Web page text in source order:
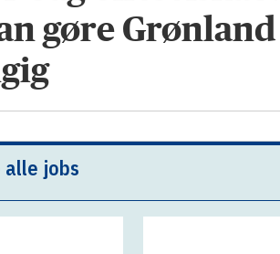
gøre Grønland
alle jobs